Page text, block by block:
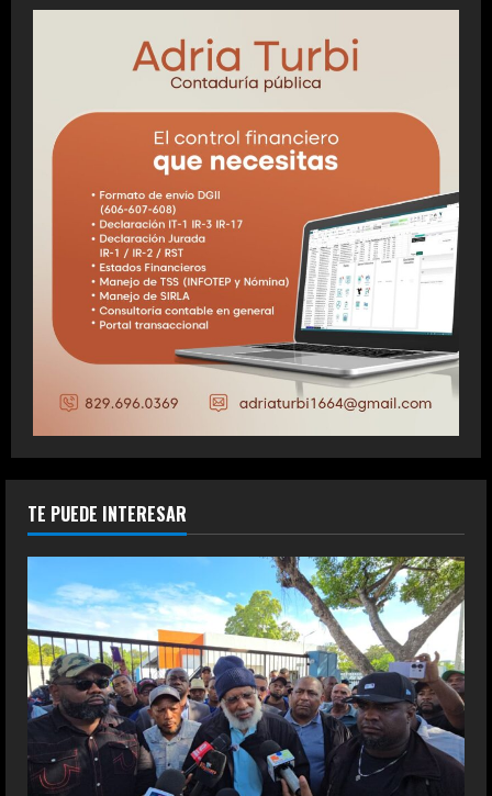
TE PUEDE INTERESAR